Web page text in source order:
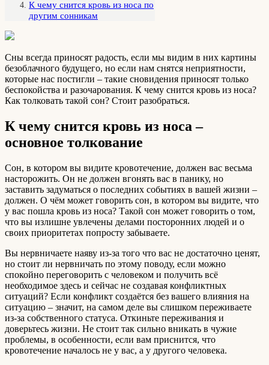
К чему снится кровь из носа по
другим сонникам
Сны всегда приносят радость, если мы видим в них картины
безоблачного будущего, но если нам снятся неприятности,
которые нас постигли – такие сновидения приносят только
беспокойства и разочарования. К чему снится кровь из носа?
Как толковать такой сон? Стоит разобраться.
К чему снится кровь из носа –
основное толкование
Сон, в котором вы видите кровотечение, должен вас весьма
насторожить. Он не должен вгонять вас в панику, но
заставить задуматься о последних событиях в вашей жизни –
должен. О чём может говорить сон, в котором вы видите, что
у вас пошла кровь из носа? Такой сон может говорить о том,
что вы излишне увлечены делами посторонних людей и о
своих приоритетах попросту забываете.
Вы нервничаете наяву из-за того что вас не достаточно ценят,
но стоит ли нервничать по этому поводу, если можно
спокойно переговорить с человеком и получить всё
необходимое здесь и сейчас не создавая конфликтных
ситуаций? Если конфликт создаётся без вашего влияния на
ситуацию – значит, на самом деле вы слишком переживаете
из-за собственного статуса. Откиньте переживания и
доверьтесь жизни. Не стоит так сильно вникать в чужие
проблемы, в особенности, если вам приснится, что
кровотечение началось не у вас, а у другого человека.